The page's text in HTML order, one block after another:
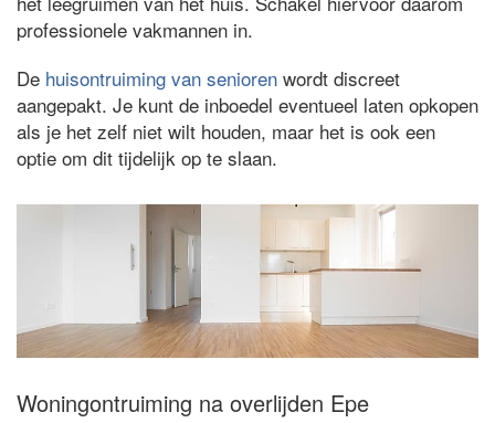
professionele vakmannen in.
De huisontruiming van senioren wordt discreet
aangepakt. Je kunt de inboedel eventueel laten opkopen
als je het zelf niet wilt houden, maar het is ook een
optie om dit tijdelijk op te slaan.
Woningontruiming na overlijden Epe